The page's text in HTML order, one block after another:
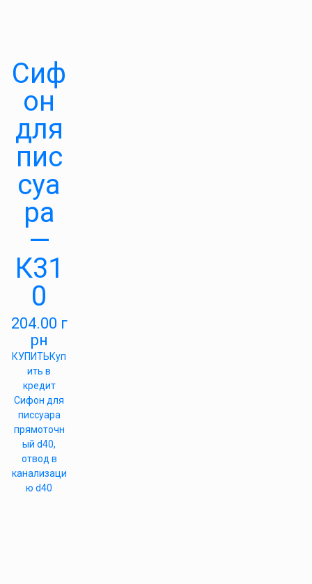
Сиф
он
для
пис
суа
ра
—
К31
0
204.00 г
рн
КУПИТЬКуп
ить в
кредит
Сифон для
писсуара
прямоточн
ый d40,
отвод в
канализаци
ю d40